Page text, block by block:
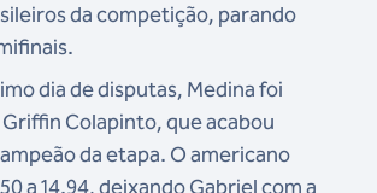
da competição, parando
dia de disputas, Medina foi
Colapinto, que acabou
da etapa. O americano
a 14.94, deixando Gabriel com a